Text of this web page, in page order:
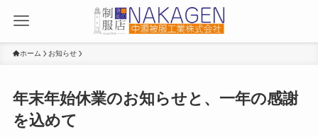
ホーム お知らせ
年末年始休業のお知らせと、一年の感謝
を込めて